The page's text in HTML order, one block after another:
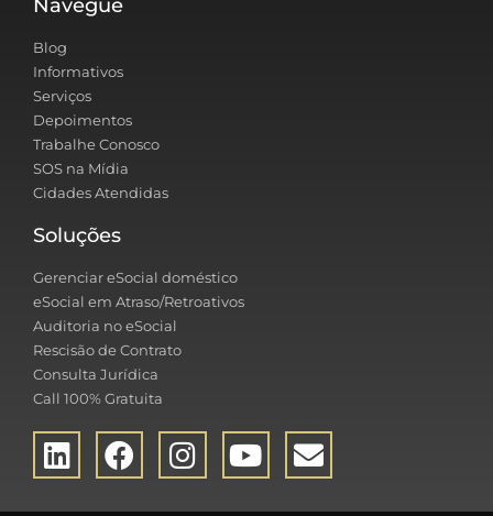
Navegue
Blog
Informativos
Serviços
Depoimentos
Trabalhe Conosco
SOS na Mídia
Cidades Atendidas
Soluções
Gerenciar eSocial doméstico
eSocial em Atraso/Retroativos
Auditoria no eSocial
Rescisão de Contrato
Consulta Jurídica
Call 100% Gratuita